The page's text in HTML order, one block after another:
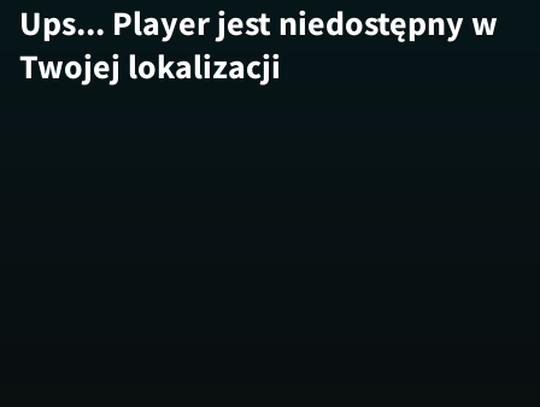
Ups... Player jest niedostępny w
Twojej lokalizacji